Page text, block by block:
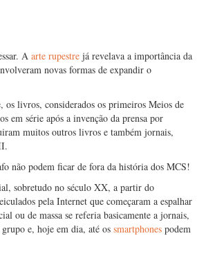
A arte rupestre já revelava a importância da
novas formas de expandir o
livros, considerados os primeiros Meios de
em série após a invenção da prensa por
muitos outros livros e também jornais,
não podem ficar de fora da história dos MCS!
sobretudo no século XX, a partir do
pela Internet que começaram a espalhar
ou de massa se referia basicamente a jornais,
e, hoje em dia, até os smartphones podem